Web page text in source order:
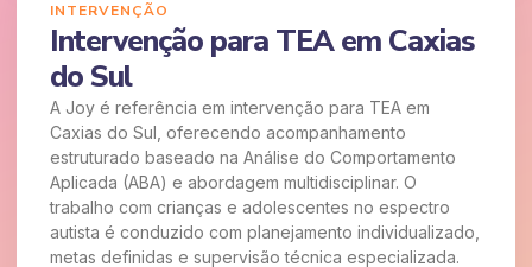
INTERVENÇÃO
Intervenção para TEA em Caxias
do Sul
A Joy é referência em intervenção para TEA em
Caxias do Sul, oferecendo acompanhamento
estruturado baseado na Análise do Comportamento
Aplicada (ABA) e abordagem multidisciplinar. O
trabalho com crianças e adolescentes no espectro
autista é conduzido com planejamento individualizado,
metas definidas e supervisão técnica especializada.